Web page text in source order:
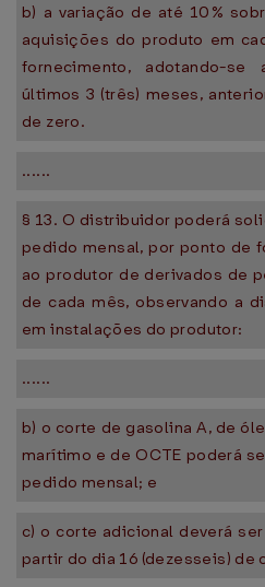
b) a variação de até 10%
aquisições do produto em
fornecimento, adotando-
últimos 3 (três) meses,
de zero.
......
§ 13. O distribuidor poderá
pedido mensal, por ponto de
ao produtor de derivados de
de cada mês, observando a
em instalações do produtor:
......
b) o corte de gasolina A, de
marítimo e de OCTE poderá
pedido mensal; e
c) o corte adicional deverá
partir do dia 16 (dezesseis) de